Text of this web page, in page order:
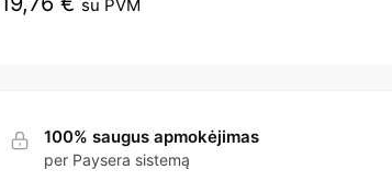
su PVM
100% saugus apmokėjimas
per Paysera sistemą